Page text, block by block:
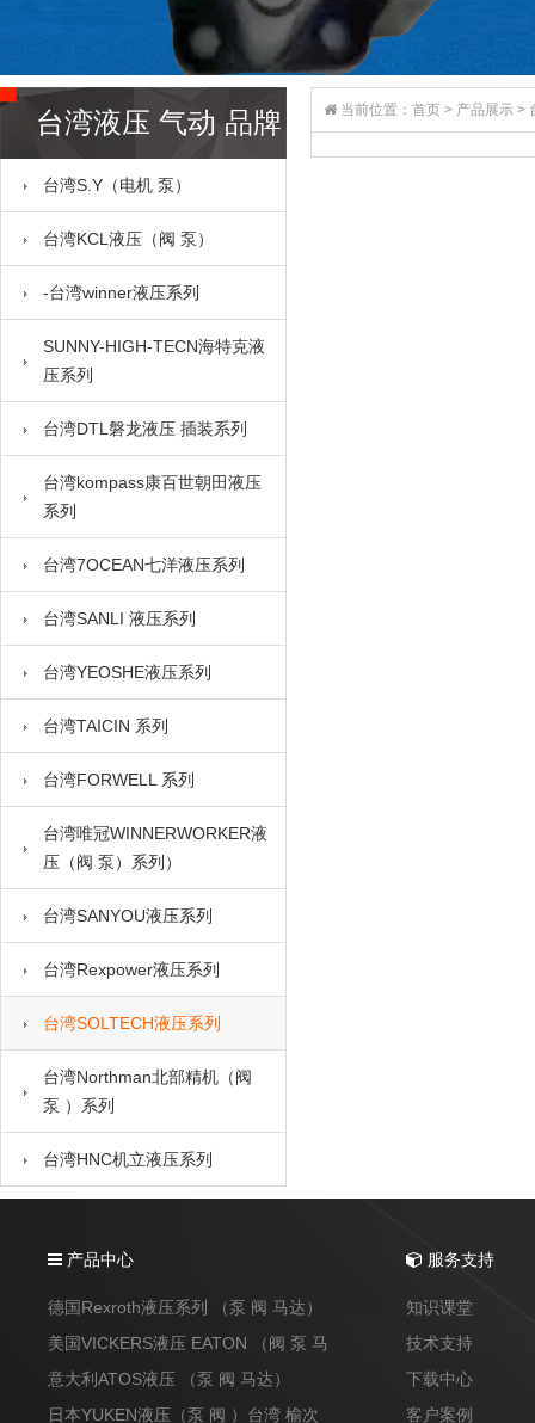
台湾液压 气动 品牌
全系列
台湾S.Y（电机 泵）
台湾KCL液压（阀 泵）
-台湾winner液压系列
SUNNY-HIGH-TECN海特克液
压系列
台湾DTL磐龙液压 插装系列
台湾kompass康百世朝田液压
系列
台湾7OCEAN七洋液压系列
台湾SANLI 液压系列
台湾YEOSHE液压系列
台湾TAICIN 系列
台湾FORWELL 系列
台湾唯冠WINNERWORKER液
压（阀 泵）系列）
台湾SANYOU液压系列
台湾Rexpower液压系列
台湾SOLTECH液压系列
台湾Northman北部精机（阀
泵 ）系列
台湾HNC机立液压系列
当前位置： 首页 > 产品展示 >
产品中心
德国Rexroth液压系列 （泵 阀 马达）
美国VICKERS液压 EATON （阀 泵 马
达）
意大利ATOS液压 （泵 阀 马达）
日本YUKEN液压（泵 阀 ）台湾 榆次
服务支持
知识课堂
技术支持
下载中心
客户案例